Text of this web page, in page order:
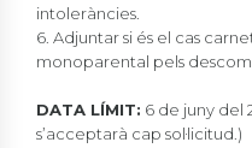
intoleràncies.
6. Adjuntar si és el cas
monoparental pels
DATA LÍMIT: 6 de juny del
s’acceptarà cap sol·licitud.)